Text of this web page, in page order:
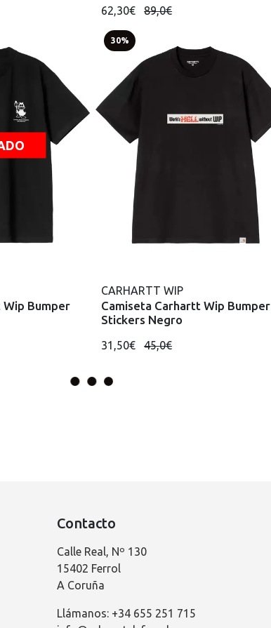
62,30€ 89,0€
Bumper
30%
CARHARTT WIP
Camiseta Carhartt Wip Bumper
Stickers Negro
31,50€ 45,0€
Contacto
Calle Real, Nº 130
15402 Ferrol
A Coruña
Llámanos: +34 655 251 715